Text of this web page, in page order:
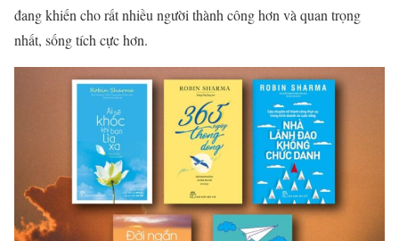
đang khiến cho rất nhiều người thành công hơn và quan trọng
nhất, sống tích cực hơn.